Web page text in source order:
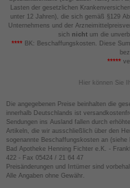
Lasten der gesetzlichen
unter 12 Jahren), die sich gemäß §129
Unternehmens und der
sich nicht um die
****BK: Beschaffungskosten. Diese
*****
Hier können Sie
Die angegebenen Preise beinhalten die
innerhalb Deutschlands ist
Sendungen ins Ausland fallen durch
Artikeln, die wir ausschließlich über den
sogenannte Beschaffungskosten an (siehe
Bad Apotheke Henning Fichter e.K. -
422 - Fax 05424 / 21 64 47
Preisänderungen und Irrtümer sind
Alle Angaben ohne Gewähr.